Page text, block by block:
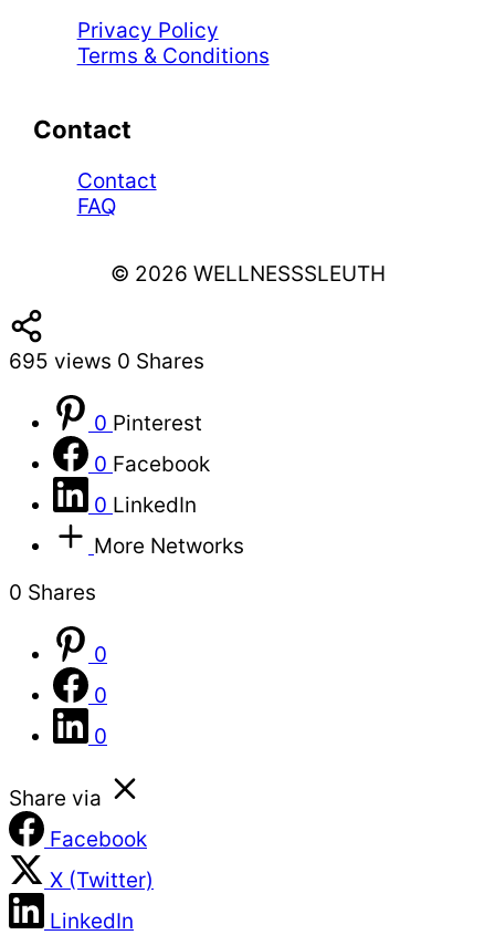
Privacy Policy
Terms & Conditions
Contact
Contact
FAQ
© 2026 WELLNESSSLEUTH
695 views 0 Shares
0 Pinterest
0 Facebook
0 LinkedIn
More Networks
0 Shares
0
0
0
Share via
Facebook
X (Twitter)
LinkedIn